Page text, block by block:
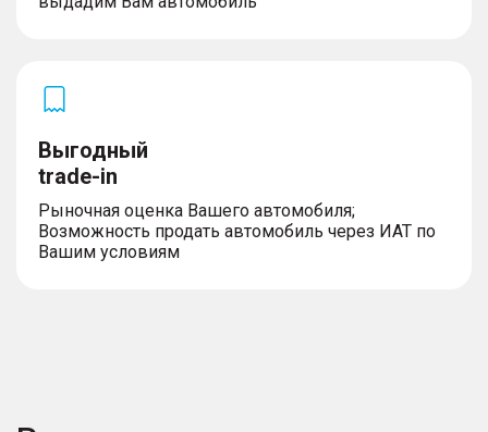
Выгодный
trade-in
Рыночная оценка Вашего автомобиля;
Возможность продать автомобиль через ИАТ по
Вашим условиям